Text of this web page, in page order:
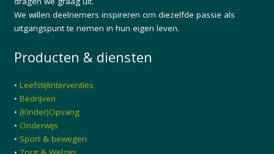
We willen deelnemers inspireren om diezelfde passie als
uitgangspunt te nemen in hun eigen leven.
Producten & diensten
• Leefstijlinterventies
• Bedrijven
• (Kinder)Opvang
• Onderwijs
• Sport & bewegen